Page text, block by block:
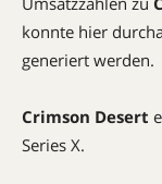
konnte hier
generiert werden.
Crimson Desert
Series X.